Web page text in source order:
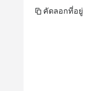
คัดลอกที่อยู่